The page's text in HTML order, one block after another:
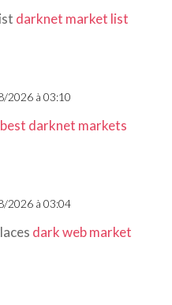
darknet market list
2026 à 03:10
best darknet markets
2026 à 03:04
dark web market